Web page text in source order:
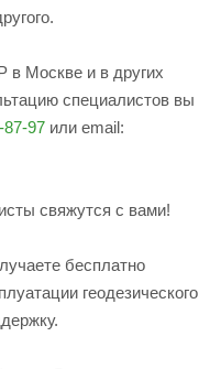
в Москве и в других
специалистов вы
87-97 или email:
свяжутся с вами!
бесплатно
геодезического